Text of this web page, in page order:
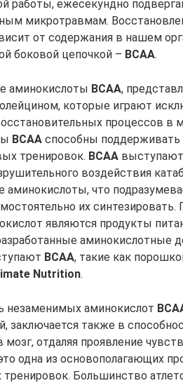
работы, ежесекундно
микротравмам.
от содержания в нашем
боковой цепочкой – BCAA.
аминокислоты BCAA,
которые играют
процессов
BCAA способны
тренировок. BCAA
воздействия
аминокислоты, что
их
являются продукты
аминокислотные
BCAA, такие как
Nutrition.
незаменимых аминокислот
заключается также в
мозг, отдаляя проявление
одна из основополагающих
тренировок. Большинство